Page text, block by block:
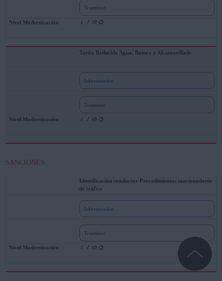
Tramitar
Tarifa Reducida Agua, Basura y Alcantarillado
Información
Tramitar
SANCIONES
Identificación conductor-Procedimientos sancionadores
de tráfico
Información
Tramitar